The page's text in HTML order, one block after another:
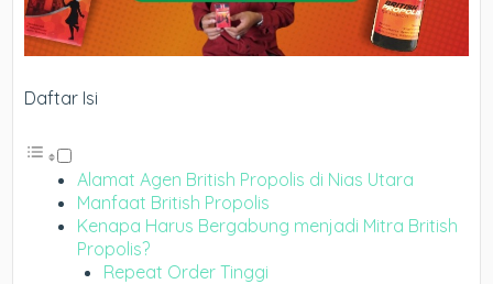
Daftar Isi
Alamat Agen British Propolis di Nias Utara
Manfaat British Propolis
Kenapa Harus Bergabung menjadi Mitra British
Propolis?
Repeat Order Tinggi